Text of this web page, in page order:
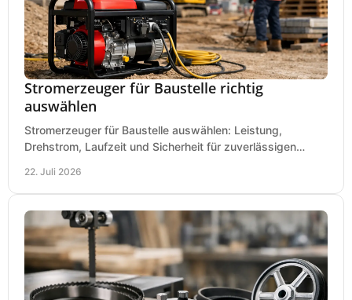
Stromerzeuger für Baustelle richtig
auswählen
Stromerzeuger für Baustelle auswählen: Leistung,
Drehstrom, Laufzeit und Sicherheit für zuverlässigen
22. Juli 2026